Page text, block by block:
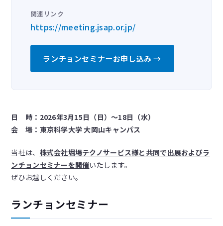
関連リンク
https://meeting.jsap.or.jp/
ランチョンセミナーお申し込み →
日 時：2026年3月15日（日）～18日（水）
会 場：東京科学大学 大岡山キャンパス
当社は、 株式会社堀場テクノサービス様と共同で出展およびラ
ンチョンセミナーを開催いたします。
ぜひお越しください。
ランチョンセミナー